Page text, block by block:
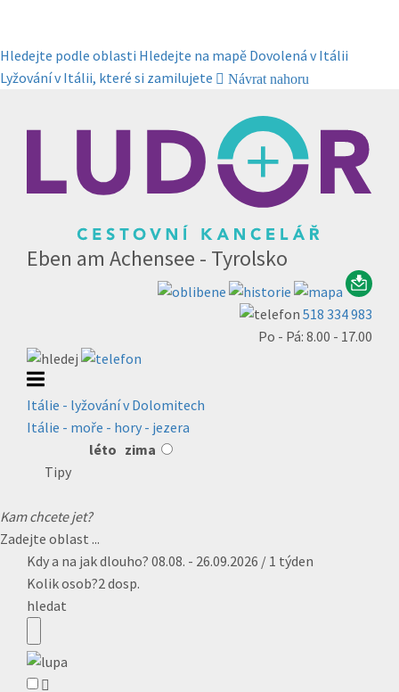
Hledejte podle oblasti Hledejte na mapě Dovolená v Itálii
Lyžování v Itálii, které si zamilujete
Návrat nahoru
Eben am Achensee - Tyrolsko
518 334 983
Po - Pá: 8.00 - 17.00
Itálie - lyžování v Dolomitech
Itálie - moře - hory - jezera
léto zima
Tipy
Kam chcete jet?
Zadejte oblast ...
Kdy a na jak dlouho? 08.08. - 26.09.2026 / 1 týden
Kolik osob?2 dosp.
hledat